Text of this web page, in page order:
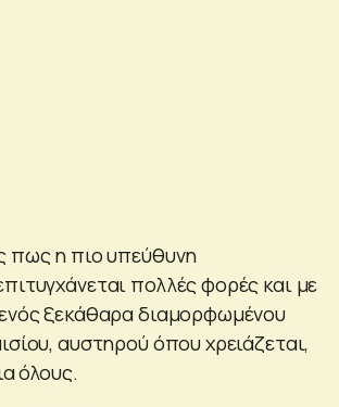
πως η πιο υπεύθυνη
πολλές φορές και με
ξεκάθαρα διαμορφωμένου
αυστηρού όπου χρειάζεται,
όλους.